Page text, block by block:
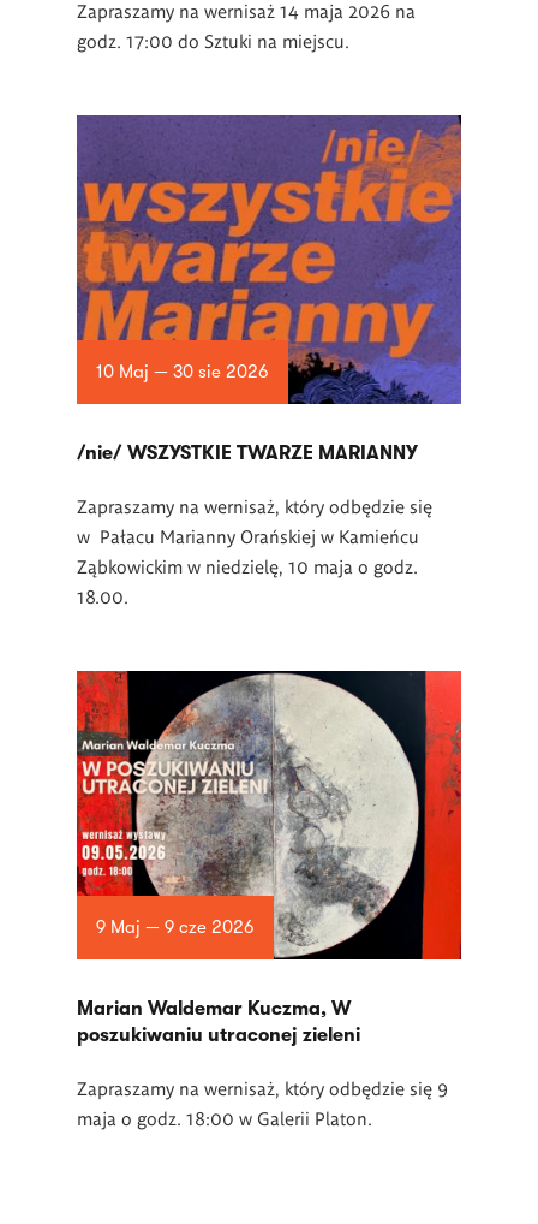
Zapraszamy na wernisaż 14 maja 2026 na
godz. 17:00 do Sztuki na miejscu.
10 Maj — 30 sie 2026
/nie/ WSZYSTKIE TWARZE MARIANNY
Zapraszamy na wernisaż, który odbędzie się
w Pałacu Marianny Orańskiej w Kamieńcu
Ząbkowickim w niedzielę, 10 maja o godz.
18.00.
9 Maj — 9 cze 2026
Marian Waldemar Kuczma, W
poszukiwaniu utraconej zieleni
Zapraszamy na wernisaż, który odbędzie się 9
maja o godz. 18:00 w Galerii Platon.